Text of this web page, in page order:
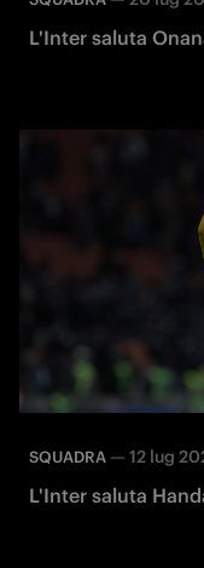
L'Inter saluta
SQUADRA — 12 lug
L'Inter saluta